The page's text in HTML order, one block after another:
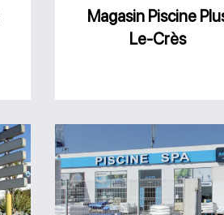
Magasin Piscine
Le-Crès
AGR
Piscine